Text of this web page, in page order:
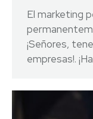
El marketing
¡Señores,
empresas!.